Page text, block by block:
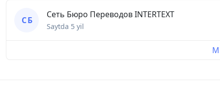
С Б
Сеть Бюро Переводов INTERTEXT
Saytda 5 yil